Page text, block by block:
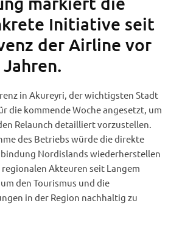
Initiative seit
der Airline vor
in Akureyri, der wichtigsten Stadt
die kommende Woche angesetzt, um
Relaunch detailliert vorzustellen.
des Betriebs würde die direkte
Nordislands wiederherstellen
regionalen Akteuren seit Langem
den Tourismus und die
in der Region nachhaltig zu